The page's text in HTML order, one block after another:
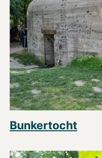
Bunkertocht